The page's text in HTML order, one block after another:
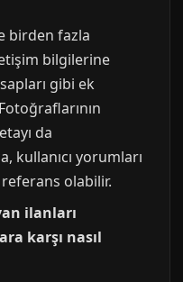
birden fazla
bilgilerine
gibi ek
da
kullanıcı yorumları
olabilir.
ilanları
karşı nasıl